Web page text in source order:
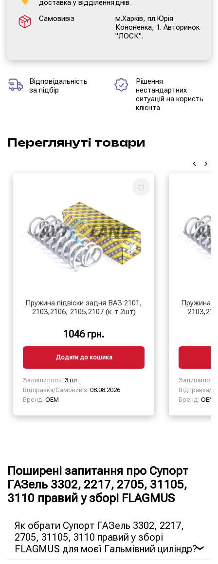
доставка у відділенняднів.
Самовивіз
м.Харків, пл.Юрія
Кононенка, 1. Авторинок
"ЛОСК".
Відповідальність
за підбір
Рішення
нестандартних
ситуацій на користь
клієнта
Переглянуті товари
Пружина підвіски задня ВАЗ 2101,
2103,2106, 2105,2107 (к-т 2шт)
1046 грн.
Додати до кошика
Залишилось: 3 шт.
Відправка/Самовивіз: 08.08.2026
Бренд: OEM
Пружина
Відправка/
Бренд: OEM
Поширені запитання про Супорт
ГАЗель 3302, 2217, 2705, 31105,
3110 правий у зборі FLAGMUS
Як обрати Супорт ГАЗель 3302, 2217,
2705, 31105, 3110 правий у зборі
FLAGMUS для моєї Гальмівний циліндр?❯